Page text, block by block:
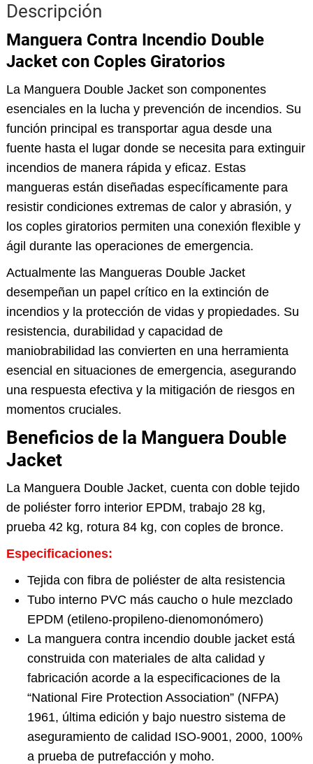
Descripción
Manguera Contra Incendio Double
Jacket con Coples Giratorios
La Manguera Double Jacket son componentes
esenciales en la lucha y prevención de incendios. Su
función principal es transportar agua desde una
fuente hasta el lugar donde se necesita para extinguir
incendios de manera rápida y eficaz. Estas
mangueras están diseñadas específicamente para
resistir condiciones extremas de calor y abrasión, y
los coples giratorios permiten una conexión flexible y
ágil durante las operaciones de emergencia.
Actualmente las Mangueras Double Jacket
desempeñan un papel crítico en la extinción de
incendios y la protección de vidas y propiedades. Su
resistencia, durabilidad y capacidad de
maniobrabilidad las convierten en una herramienta
esencial en situaciones de emergencia, asegurando
una respuesta efectiva y la mitigación de riesgos en
momentos cruciales.
Beneficios de la Manguera Double
Jacket
La Manguera Double Jacket, cuenta con doble tejido
de poliéster forro interior EPDM, trabajo 28 kg,
prueba 42 kg, rotura 84 kg, con coples de bronce.
Especificaciones:
Tejida con fibra de poliéster de alta resistencia
Tubo interno PVC más caucho o hule mezclado
EPDM (etileno-propileno-dienomonómero)
La manguera contra incendio double jacket está
construida con materiales de alta calidad y
fabricación acorde a la especificaciones de la
“National Fire Protection Association” (NFPA)
1961, última edición y bajo nuestro sistema de
aseguramiento de calidad ISO-9001, 2000, 100%
a prueba de putrefacción y moho.